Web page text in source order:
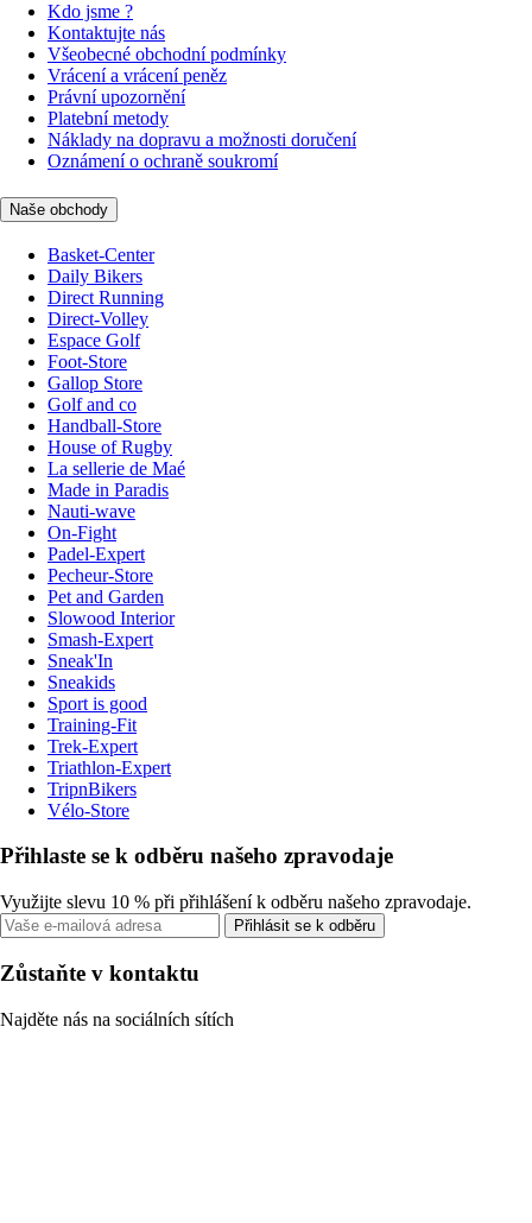
Kdo jsme ?
Kontaktujte nás
Všeobecné obchodní podmínky
Vrácení a vrácení peněz
Právní upozornění
Platební metody
Náklady na dopravu a možnosti doručení
Oznámení o ochraně soukromí
Naše obchody
Basket-Center
Daily Bikers
Direct Running
Direct-Volley
Espace Golf
Foot-Store
Gallop Store
Golf and co
Handball-Store
House of Rugby
La sellerie de Maé
Made in Paradis
Nauti-wave
On-Fight
Padel-Expert
Pecheur-Store
Pet and Garden
Slowood Interior
Smash-Expert
Sneak'In
Sneakids
Sport is good
Training-Fit
Trek-Expert
Triathlon-Expert
TripnBikers
Vélo-Store
Přihlaste se k odběru našeho zpravodaje
Využijte slevu 10 % při přihlášení k odběru našeho zpravodaje.
Přihlásit se k odběru
Zůstaňte v kontaktu
Najděte nás na sociálních sítích